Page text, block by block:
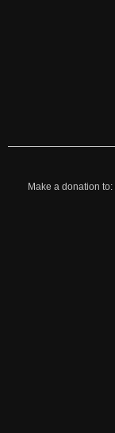
Make a donation